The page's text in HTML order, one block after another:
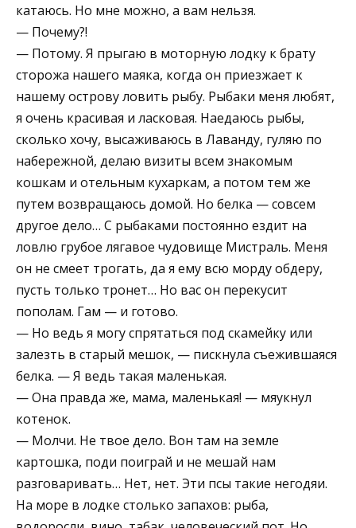
катаюсь. Но мне можно, а вам нельзя.
— Почему?!
— Потому. Я прыгаю в моторную лодку к брату
сторожа нашего маяка, когда он приезжает к
нашему острову ловить рыбу. Рыбаки меня любят,
я очень красивая и ласковая. Наедаюсь рыбы,
сколько хочу, высаживаюсь в Лаванду, гуляю по
набережной, делаю визиты всем знакомым
кошкам и отельным кухаркам, а потом тем же
путем возвращаюсь домой. Но белка — совсем
другое дело… С рыбаками постоянно ездит на
ловлю грубое лягавое чудовище Мистраль. Меня
он не смеет трогать, да я ему всю морду обдеру,
пусть только тронет… Но вас он перекусит
пополам. Гам — и готово.
— Но ведь я могу спрятаться под скамейку или
залезть в старый мешок, — пискнула съежившаяся
белка. — Я ведь такая маленькая.
— Она правда же, мама, маленькая! — мяукнул
котенок.
— Молчи. Не твое дело. Вон там на земле
картошка, поди поиграй и не мешай нам
разговаривать… Нет, нет. Эти псы такие негодяи.
На море в лодке столько запахов: рыба,